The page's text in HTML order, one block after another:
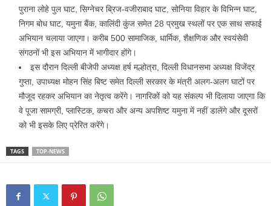
पुराना लोहे पुल घाट, सिग्नेचर ब्रिज-वजीराबाद घाट, सोनिया विहार के विभिन्न घाट,
निगम बोध घाट, यमुना बैंक, कालिंदी कुंज समेत 28 प्रमुख स्थलों पर एक साथ सफाई
अभियान चलाया जाएगा। करीब 500 सामाजिक, धार्मिक, शैक्षणिक और स्वयंसेवी
संगठनों भी इस अभियान में भागीदार होंगे।
इस दौरान दिल्ली बीजेपी अध्यक्ष हर्ष मल्होत्रा, दिल्ली विधानसभा अध्यक्ष विजेंद्र
गुप्ता, उपाध्यक्ष मोहन सिंह बिष्ट समेत दिल्ली सरकार के मंत्री अलग-अलग घाटों पर
मौजूद रहकर अभियान का नेतृत्व करेंगे। नागरिकों को यह संकल्प भी दिलाया जाएगा कि
वे पूजा सामग्री, प्लास्टिक, कचरा और अन्य अपशिष्ट यमुना में नहीं डालेंगे और दूसरों
को भी इसके लिए प्रेरित करेंगे।
TAGS TOP-NEWS